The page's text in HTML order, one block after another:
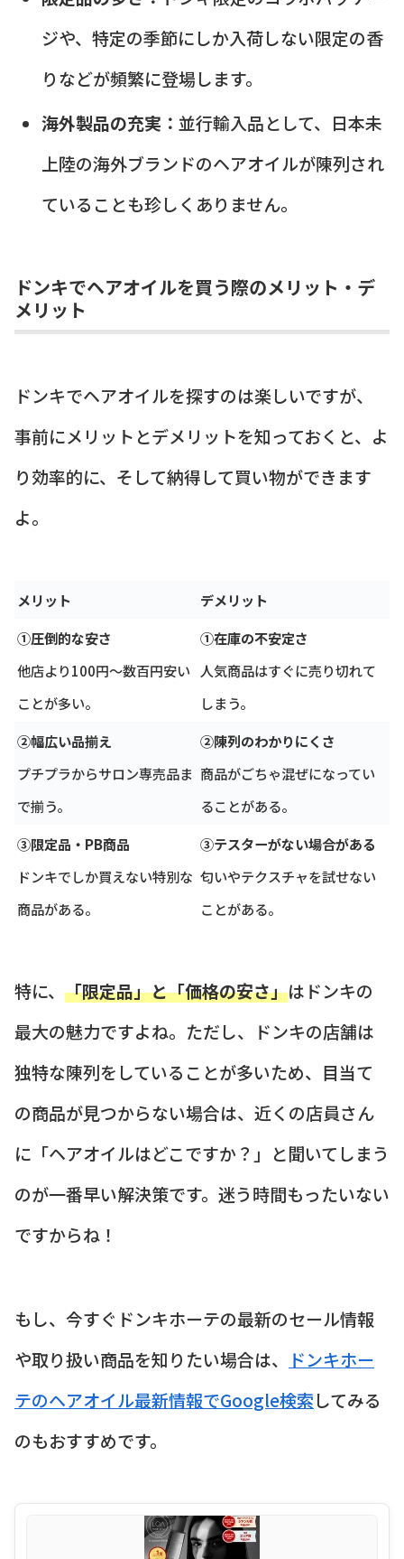
ジや、特定の季節にしか入荷しない限定の香
りなどが頻繁に登場します。
海外製品の充実： 並行輸入品として、日本未
上陸の海外ブランドのヘアオイルが陳列され
ていることも珍しくありません。
ドンキでヘアオイルを買う際のメリット・デ
メリット
ドンキでヘアオイルを探すのは楽しいですが、
事前にメリットとデメリットを知っておくと、よ
り効率的に、そして納得して買い物ができます
よ。
メリット
デメリット
①圧倒的な安さ
他店より100円〜数百円安い
ことが多い。
①在庫の不安定さ
人気商品はすぐに売り切れて
しまう。
②幅広い品揃え
プチプラからサロン専売品ま
で揃う。
②陳列のわかりにくさ
商品がごちゃ混ぜになってい
ることがある。
③限定品・PB商品
ドンキでしか買えない特別な
商品がある。
③テスターがない場合がある
匂いやテクスチャを試せない
ことがある。
特に、 「限定品」と「価格の安さ」はドンキの
最大の魅力ですよね。ただし、ドンキの店舗は
独特な陳列をしていることが多いため、目当て
の商品が見つからない場合は、近くの店員さん
に「ヘアオイルはどこですか？」と聞いてしまう
のが一番早い解決策です。迷う時間もったいない
ですからね！
もし、今すぐドンキホーテの最新のセール情報
や取り扱い商品を知りたい場合は、
ドンキホー
テのヘアオイル最新情報でGoogle検索してみる
のもおすすめです。